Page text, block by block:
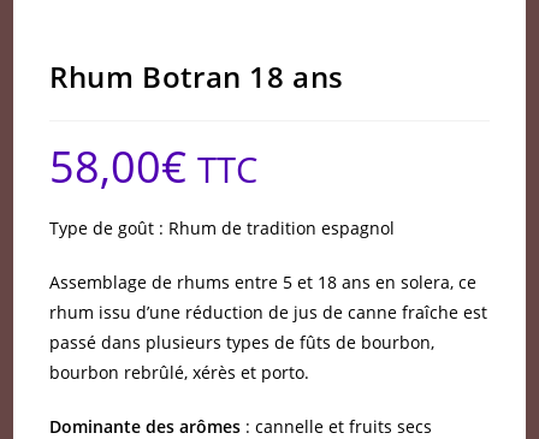
Rhum Botran 18 ans
58,00€ TTC
Type de goût : Rhum de tradition espagnol
Assemblage de rhums entre 5 et 18 ans en solera, ce
rhum issu d’une réduction de jus de canne fraîche est
passé dans plusieurs types de fûts de bourbon,
bourbon rebrûlé, xérès et porto.
Dominante des arômes : cannelle et fruits secs